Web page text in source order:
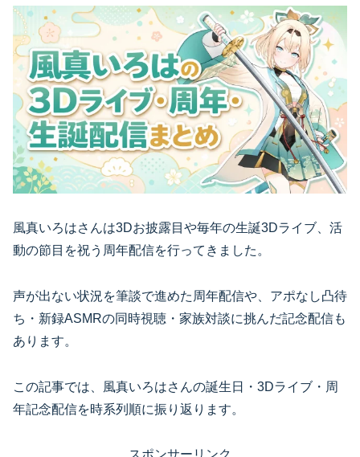
風真いろはさんは3Dお披露目や毎年の生誕3Dライブ、活
動の節目を祝う周年配信を行ってきました。
声が出ない状況を筆談で進めた周年配信や、アポなし凸待
ち・新録ASMRの同時視聴・家族対談に挑んだ記念配信も
あります。
この記事では、風真いろはさんの誕生日・3Dライブ・周
年記念配信を時系列順に振り返ります。